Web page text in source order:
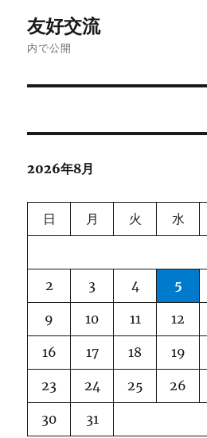
稿
ゲ
ー
シ
ョ
ン
友好交流
内で公開
2026年8月
日 月 火 水
2 3 4 5
9 10 11 12
16 17 18 19
23 24 25 26
30 31